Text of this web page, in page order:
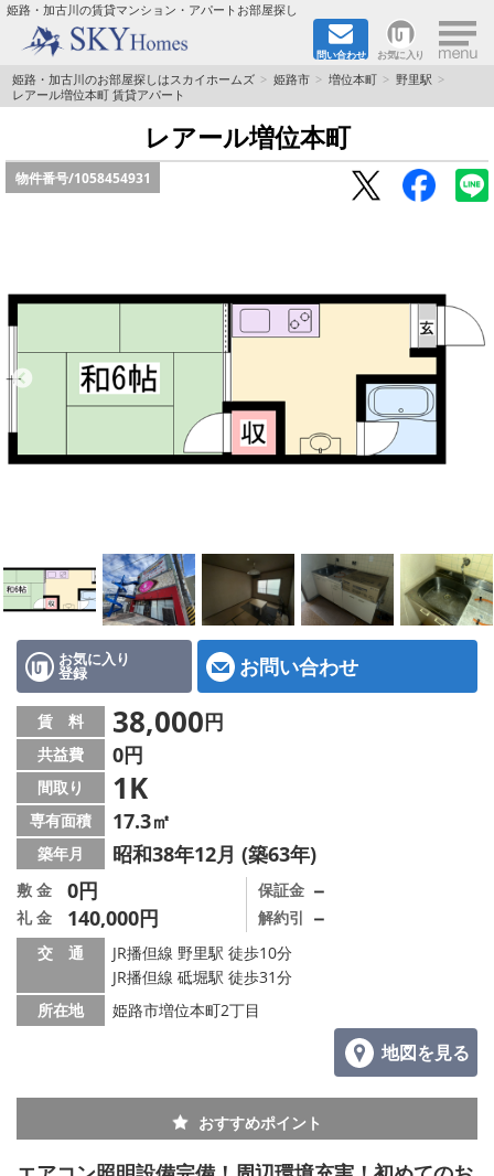
姫路・加古川の賃貸マンション・アパートお部屋探し
問い合わせ お気に入り ×
TOPページ
都市ガス·オール電化
☆新築物件☆
☆ペット飼育可能物件☆
路線·駅から探す
スタッフ紹介
店舗情報·アクセス
会社概要
メールでお問い合わせ
姫路・加古川のお部屋探しはスカイホームズ 姫路市 増位本町
野里駅
レアール増位本町 賃貸アパート
レアール増位本町
物件番号/1058454931
お気に入り
登録 お問い合わせ
賃 料 38,000円
共益費 0円
間取り 1K
専有面積 17.3㎡
築年月 昭和38年12月 (築63年)
敷 金 0円
礼 金 140,000円
保証金 －
解約引 －
交 通
JR播但線 野里駅 徒歩10分
JR播但線 砥堀駅 徒歩31分
所在地
姫路市増位本町2丁目
地図を見る
おすすめポイント